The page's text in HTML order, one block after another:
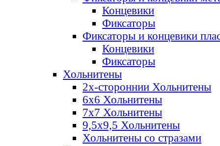
Концевики
Фиксаторы
Фиксаторы и концевики
Концевики
Фиксаторы
Хольнитены
2х-стороннии Хольнитены
6х6 Хольнитены
7х7 Хольнитены
9,5х9,5 Хольнитены
Хольнитены со стразами